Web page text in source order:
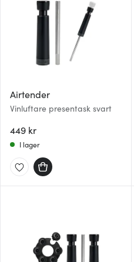
Airtender
Vinluftare presentask svart
449 kr
I lager